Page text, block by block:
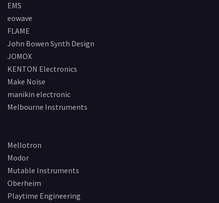
EMS
eowave
FLAME
John Bowen Synth Design
JOMOX
KENTON Electronics
Make Noise
manikin electronic
Melbourne Instruments
Mellotron
Modor
Mutable Instruments
Oberheim
Playtime Engineering